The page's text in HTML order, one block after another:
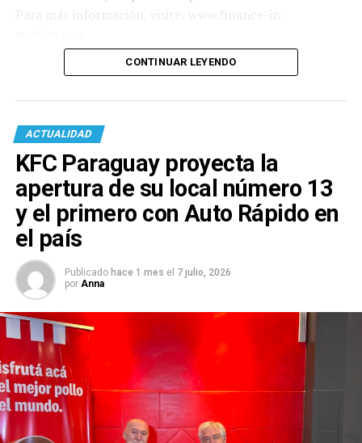
CONTINUAR LEYENDO
ACTUALIDAD
KFC Paraguay proyecta la
apertura de su local número 13
y el primero con Auto Rápido en
el país
Publicado hace 1 mes el 7 julio, 2026
por Anna